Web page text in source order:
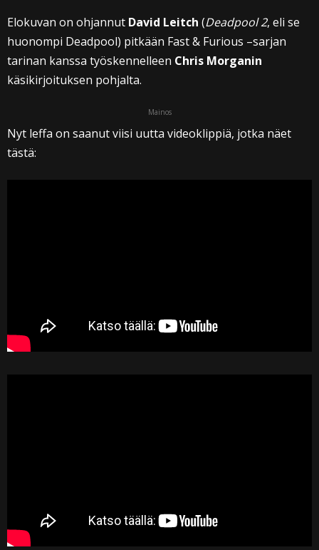
Elokuvan on ohjannut David Leitch (Deadpool 2, eli se
huonompi Deadpool) pitkään Fast & Furious –sarjan
tarinan kanssa työskennelleen Chris Morganin
käsikirjoituksen pohjalta.
Mainos
Nyt leffa on saanut viisi uutta videoklippiä, jotka näet
tästä: